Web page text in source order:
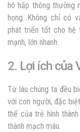
hô hấp thông thường
họng…Không chỉ có
phát triển tốt cho hệ
mạnh, lớn nhanh.
2. Lợi ích của
Từ lâu chúng ta đều
với con người, đặc
thể của trẻ hình
thành mạch máu.